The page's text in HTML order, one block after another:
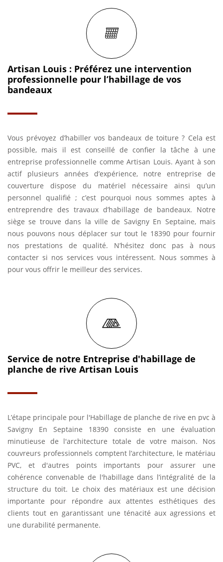
Artisan Louis : Préférez une intervention
professionnelle pour l’habillage de vos
bandeaux
Vous prévoyez d’habiller vos bandeaux de toiture ? Cela est
possible, mais il est conseillé de confier la tâche à une
entreprise professionnelle comme Artisan Louis. Ayant à son
actif plusieurs années d’expérience, notre entreprise de
couverture dispose du matériel nécessaire ainsi qu’un
personnel qualifié ; c’est pourquoi nous sommes aptes à
entreprendre des travaux d’habillage de bandeaux. Notre
siège se trouve dans la ville de Savigny En Septaine, mais
nous pouvons nous déplacer sur tout le 18390 pour fournir
nos prestations de qualité. N’hésitez donc pas à nous
contacter si nos services vous intéressent. Nous sommes à
pour vous offrir le meilleur des services.
Service de notre Entreprise d'habillage de
planche de rive Artisan Louis
L’étape principale pour l'Habillage de planche de rive en pvc à
Savigny En Septaine 18390 consiste en une évaluation
minutieuse de l'architecture totale de votre maison. Nos
couvreurs professionnels comptent l’architecture, le matériau
PVC, et d'autres points importants pour assurer une
cohérence convenable de l'habillage dans l’intégralité de la
structure du toit. Le choix des matériaux est une décision
importante pour répondre aux attentes esthétiques des
clients tout en garantissant une ténacité aux agressions et
une durabilité permanente.